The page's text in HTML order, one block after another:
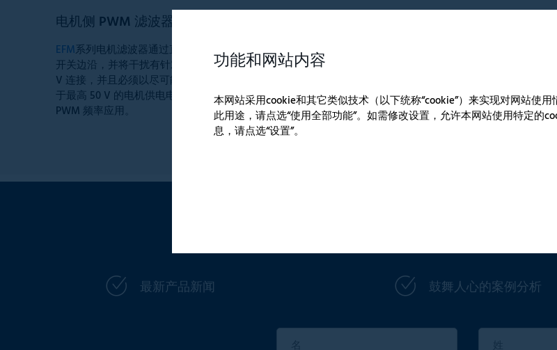
电机侧 PWM 滤波器
EFM系列电机滤波器通过直流平均值形成，从电机电缆中去除 PWM。这样可以减少
开关边沿，并将干扰有针对性地转移到输入侧。为确保正确的滤波效果，需要 0
V 连接，并且必须以尽可能短的连接线与电机供电的接地端相连。EFM 滤波器适用
于最高 50 V 的电机供电电压，以及 1、3 或 8 A 的额定电机电流，尤其适合高
PWM 频率应用。
最新产品新闻 鼓舞人心的案例分析
功能和网站内容
本网站采用cookie和其它类似技术（以下统称“cookie”）来实现对网站使
此用途，请点选“使用全部功能”。如需修改设置，允许本网站使用特定的
息，请点选“设置”。